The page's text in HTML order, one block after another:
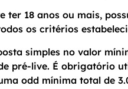
ter 18 anos ou mais,
os critérios
simples no valor
pré-live. É obrigatório
odd mínima total de